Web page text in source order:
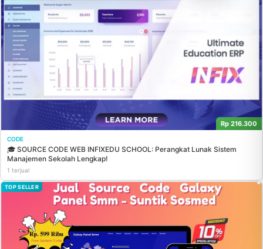
Rp 216.300
CODE
🎓 SOURCE CODE WEB INFIXEDU SCHOOL: Perangkat Lunak Sistem
Manajemen Sekolah Lengkap!
1 terjual
TOP SELLER